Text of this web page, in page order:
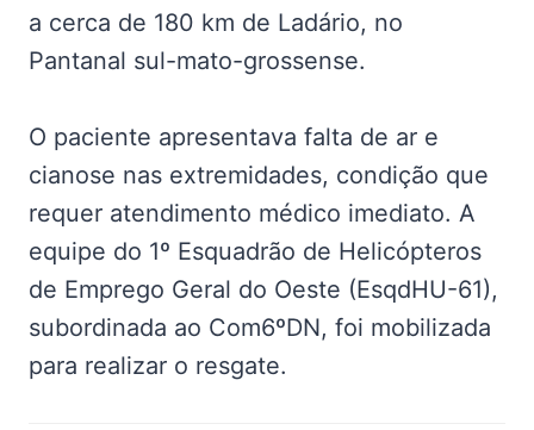
a cerca de 180 km de Ladário, no
Pantanal sul-mato-grossense.
O paciente apresentava falta de ar e
cianose nas extremidades, condição que
requer atendimento médico imediato. A
equipe do 1º Esquadrão de Helicópteros
de Emprego Geral do Oeste (EsqdHU-61),
subordinada ao Com6ºDN, foi mobilizada
para realizar o resgate.